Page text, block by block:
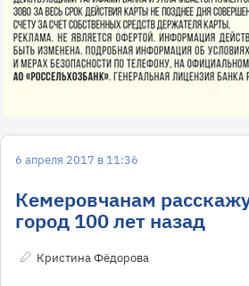
6 апреля 2017 в 11:36
Кемеровчанам
город 100 лет назад
Кристина Фёдорова